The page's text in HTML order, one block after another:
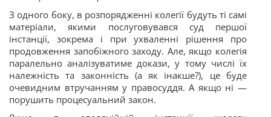
З одного боку, в розпорядженні колегії будуть ті самі
матеріали, якими послуговувався суд першої
інстанції, зокрема і при ухваленні рішення про
продовження запобіжного заходу. Але, якщо колегія
паралельно аналізуватиме докази, у тому числі їх
належність та законність (а як інакше?), це буде
очевидним втручанням у правосуддя. А якщо ні —
порушить процесуальний закон.